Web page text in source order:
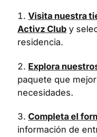
Visita nuestra
Activz Club y
residencia.
Explora
paquete que
necesidades.
Completa el
información de